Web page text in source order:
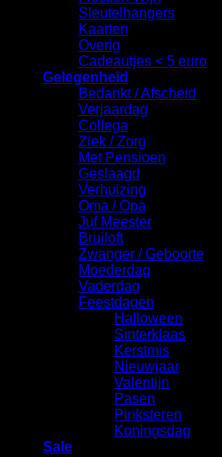
Sleutelhangers
Kaarten
Overig
Cadeautjes < 5 euro
Gelegenheid
Bedankt / Afscheid
Verjaardag
Collega
Ziek / Zorg
Met Pensioen
Geslaagd
Verhuizing
Oma / Opa
Juf Meester
Bruiloft
Zwanger / Geboorte
Moederdag
Vaderdag
Feestdagen
Halloween
Sinterklaas
Kerstmis
Nieuwjaar
Valentijn
Pasen
Pinksteren
Koningsdag
Sale